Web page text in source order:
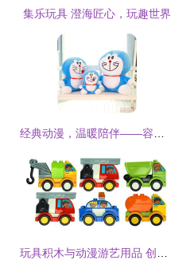
集乐玩具 澄海匠心，玩趣世界